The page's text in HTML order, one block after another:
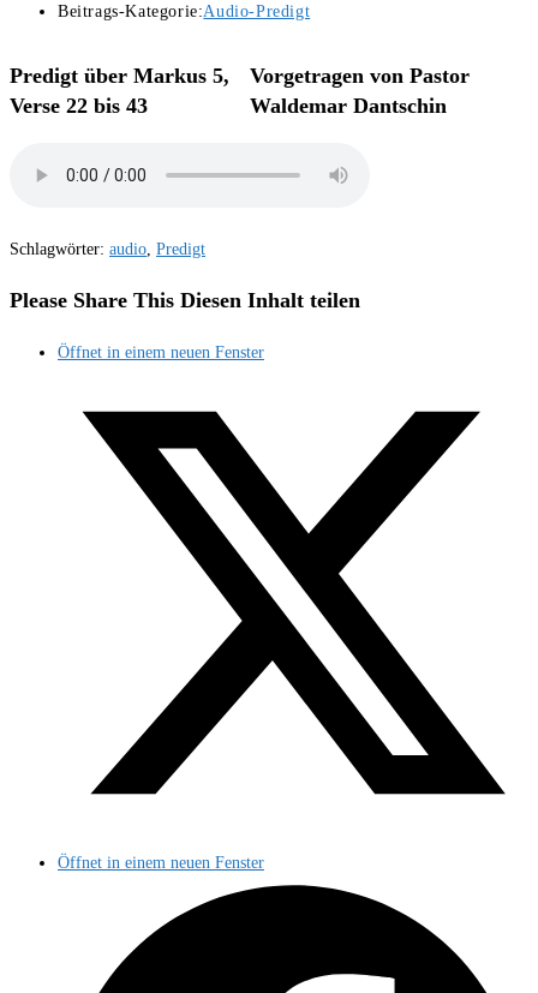
Beitrags-Kategorie:Audio-Predigt
Predigt über Markus 5,
Verse 22 bis 43
Vorgetragen von Pastor
Waldemar Dantschin
Schlagwörter: audio, Predigt
Please Share This Diesen Inhalt teilen
Öffnet in einem neuen Fenster
Öffnet in einem neuen Fenster